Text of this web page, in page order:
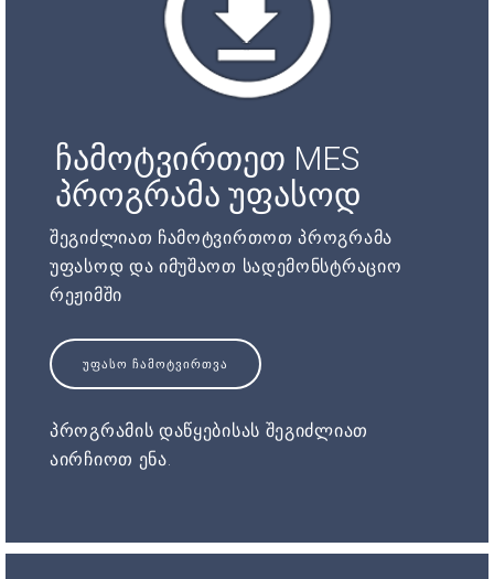
ჩამოტვირთეთ MES
პროგრამა უფასოდ
შეგიძლიათ ჩამოტვირთოთ პროგრამა
უფასოდ და იმუშაოთ სადემონსტრაციო
რეჟიმში
ᲣᲤᲐᲡᲝ ᲩᲐᲛᲝᲢᲕᲘᲠᲗᲕᲐ
პროგრამის დაწყებისას შეგიძლიათ
აირჩიოთ ენა.